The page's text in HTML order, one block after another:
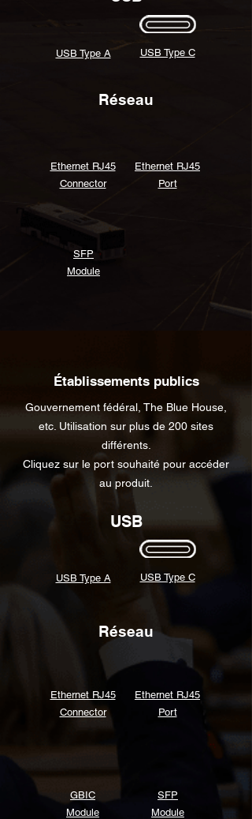
USB Type A USB Type C
Réseau
Ethernet RJ45
Connector
Ethernet RJ45
Port
SFP
Module
Établissements publics
Gouvernement fédéral, The Blue House,
etc. Utilisation sur plus de 200 sites
différents.
Cliquez sur le port souhaité pour accéder
au produit.
USB
USB Type A USB Type C
Réseau
Ethernet RJ45
Connector
Ethernet RJ45
Port
GBIC
Module
SFP
Module